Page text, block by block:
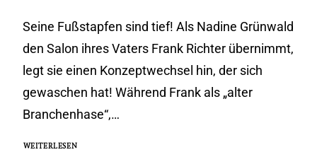
Seine Fußstapfen sind tief! Als Nadine Grünwald
den Salon ihres Vaters Frank Richter übernimmt,
legt sie einen Konzeptwechsel hin, der sich
gewaschen hat! Während Frank als „alter
Branchenhase“,…
WEITERLESEN